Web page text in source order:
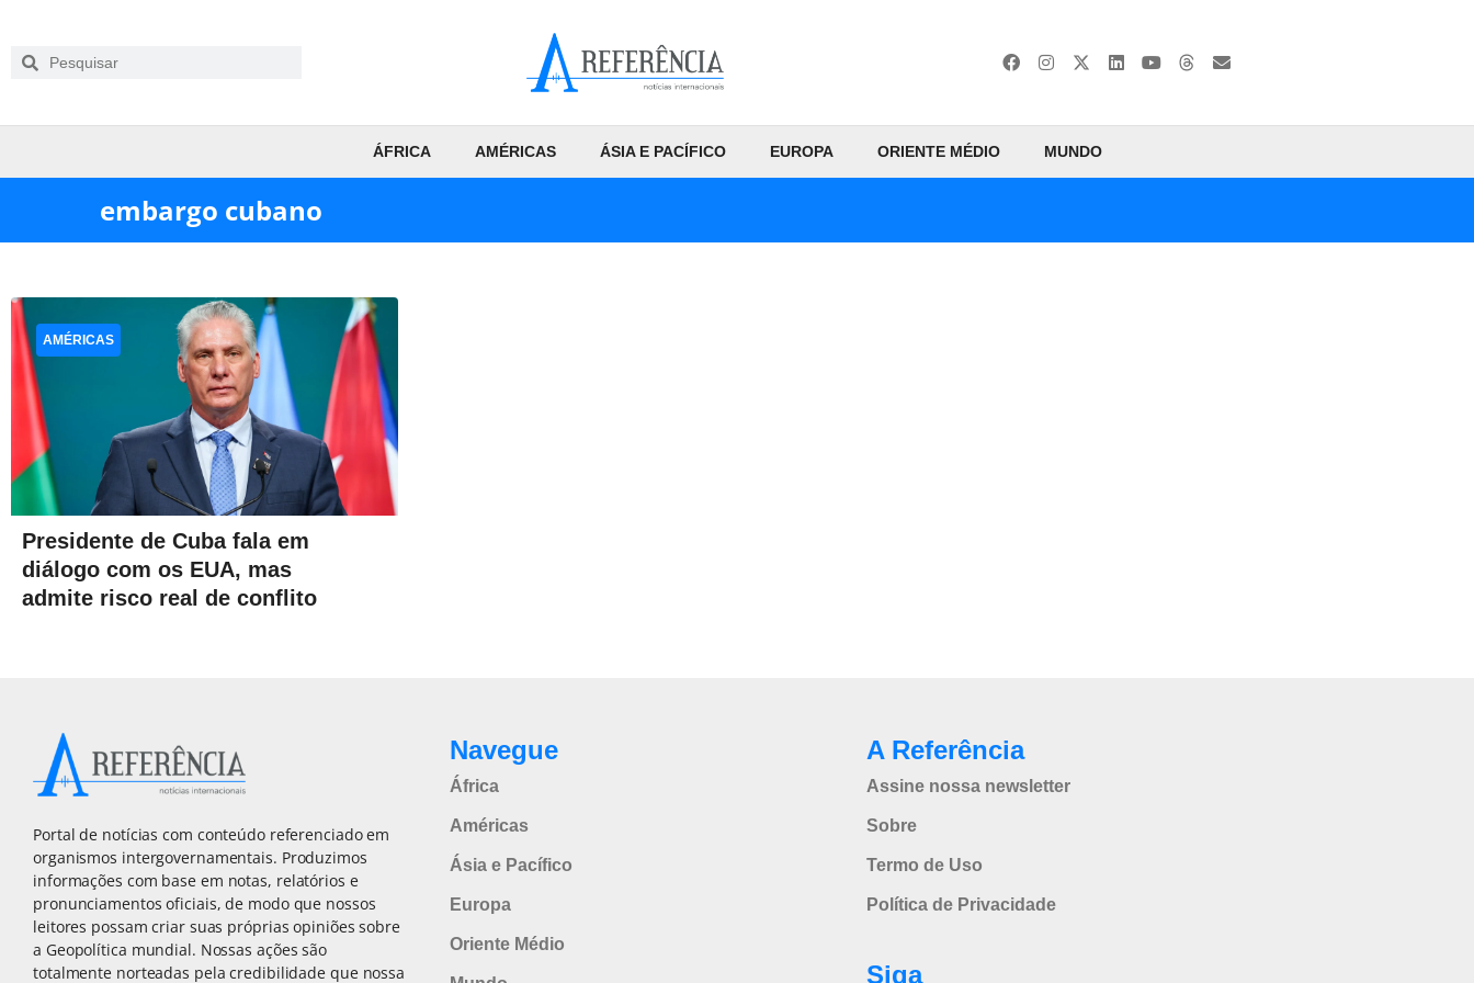
ÁFRICA AMÉRICAS ÁSIA E PACÍFICO EUROPA ORIENTE MÉDIO MUNDO
embargo cubano
Presidente de Cuba fala em
diálogo com os EUA, mas
admite risco real de conflito
AMÉRICAS
Portal de notícias com conteúdo referenciado em
organismos intergovernamentais. Produzimos
informações com base em notas, relatórios e
pronunciamentos oficiais, de modo que nossos
leitores possam criar suas próprias opiniões sobre
a Geopolítica mundial. Nossas ações são
totalmente norteadas pela credibilidade que nossa
Navegue
África
Américas
Ásia e Pacífico
Europa
Oriente Médio
A Referência
Assine nossa newsletter
Sobre
Termo de Uso
Política de Privacidade
Siga